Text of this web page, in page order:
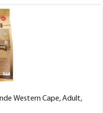
Western Cape, Adult,